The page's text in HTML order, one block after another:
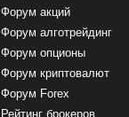
Форум акций
Форум алготрейдинг
Форум опционы
Форум криптовалют
Форум Forex
Рейтинг брокеров